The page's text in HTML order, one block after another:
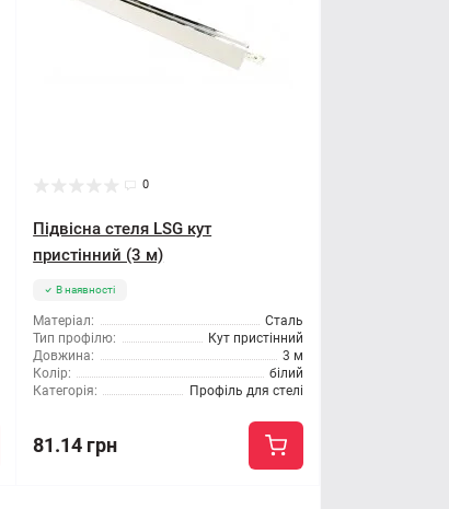
0
Підвісна стеля LSG кут
пристінний (3 м)
В наявності
Матеріал:
Сталь
Тип профілю:
Кут пристінний
Довжина:
3 м
Колір:
білий
Категорія:
Профіль для стелі
81.14 грн